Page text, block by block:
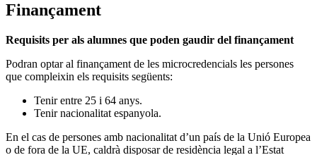
Finançament
Requisits per als alumnes que poden gaudir del finançament
Podran optar al finançament de les microcredencials les persones
que compleixin els requisits següents:
Tenir entre 25 i 64 anys.
Tenir nacionalitat espanyola.
En el cas de persones amb nacionalitat d’un país de la Unió Europea
o de fora de la UE, caldrà disposar de residència legal a l’Estat